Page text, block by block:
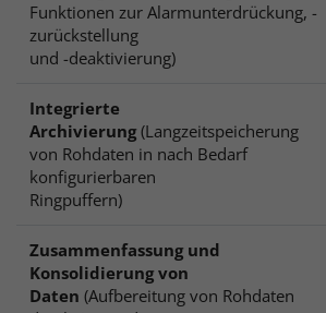
Funktionen zur Alarmunterdrückung, -
zurückstellung
und -deaktivierung)
Integrierte
Archivierung(Langzeitspeicherung
von Rohdaten in nach Bedarf
konfigurierbaren
Ringpuffern)
Zusammenfassung und
Konsolidierung von
Daten (Aufbereitung von Rohdaten